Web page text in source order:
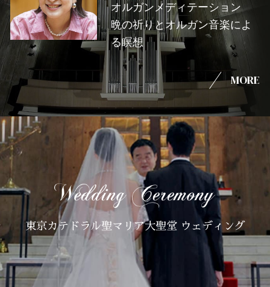
オルガンメディテーション
晩の祈りとオルガン音楽によ
る瞑想
MORE
東京カテドラル聖マリア大聖堂 ウェディング